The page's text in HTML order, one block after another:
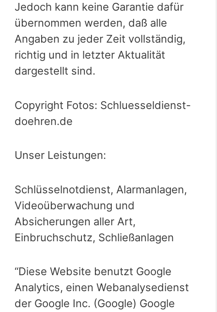
Jedoch kann keine Garantie dafür
übernommen werden, daß alle
Angaben zu jeder Zeit vollständig,
richtig und in letzter Aktualität
dargestellt sind.
Copyright Fotos: Schluesseldienst-
doehren.de
Unser Leistungen:
Schlüsselnotdienst, Alarmanlagen,
Videoüberwachung und
Absicherungen aller Art,
Einbruchschutz, Schließanlagen
“Diese Website benutzt Google
Analytics, einen Webanalysedienst
der Google Inc. (Google) Google